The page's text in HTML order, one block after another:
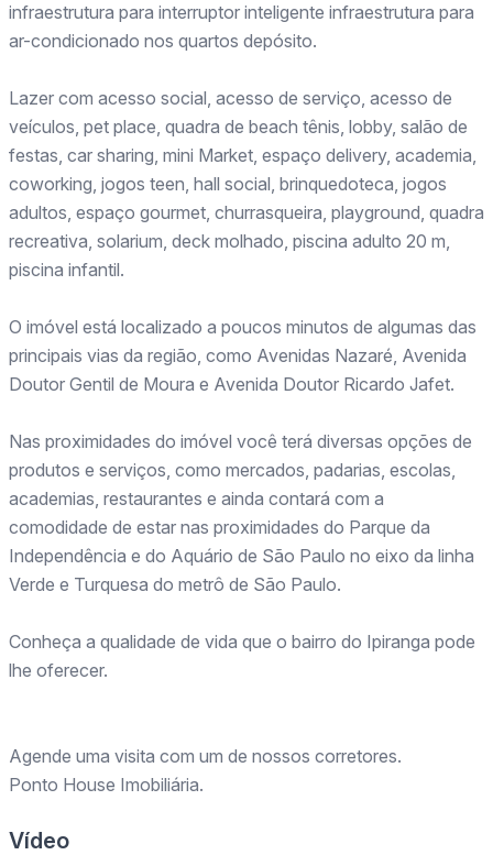
infraestrutura para interruptor inteligente infraestrutura para
ar-condicionado nos quartos depósito.
Lazer com acesso social, acesso de serviço, acesso de
veículos, pet place, quadra de beach tênis, lobby, salão de
festas, car sharing, mini Market, espaço delivery, academia,
coworking, jogos teen, hall social, brinquedoteca, jogos
adultos, espaço gourmet, churrasqueira, playground, quadra
recreativa, solarium, deck molhado, piscina adulto 20 m,
piscina infantil.
O imóvel está localizado a poucos minutos de algumas das
principais vias da região, como Avenidas Nazaré, Avenida
Doutor Gentil de Moura e Avenida Doutor Ricardo Jafet.
Nas proximidades do imóvel você terá diversas opções de
produtos e serviços, como mercados, padarias, escolas,
academias, restaurantes e ainda contará com a
comodidade de estar nas proximidades do Parque da
Independência e do Aquário de São Paulo no eixo da linha
Verde e Turquesa do metrô de São Paulo.
Conheça a qualidade de vida que o bairro do Ipiranga pode
lhe oferecer.
Agende uma visita com um de nossos corretores.
Ponto House Imobiliária.
Vídeo